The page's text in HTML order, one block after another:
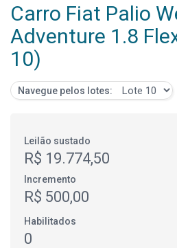
Carro Fiat Palio
Adventure 1.8
10)
Navegue pelos lotes:
Leilão sustado
R$ 19.774,50
Incremento
R$ 500,00
Habilitados
0